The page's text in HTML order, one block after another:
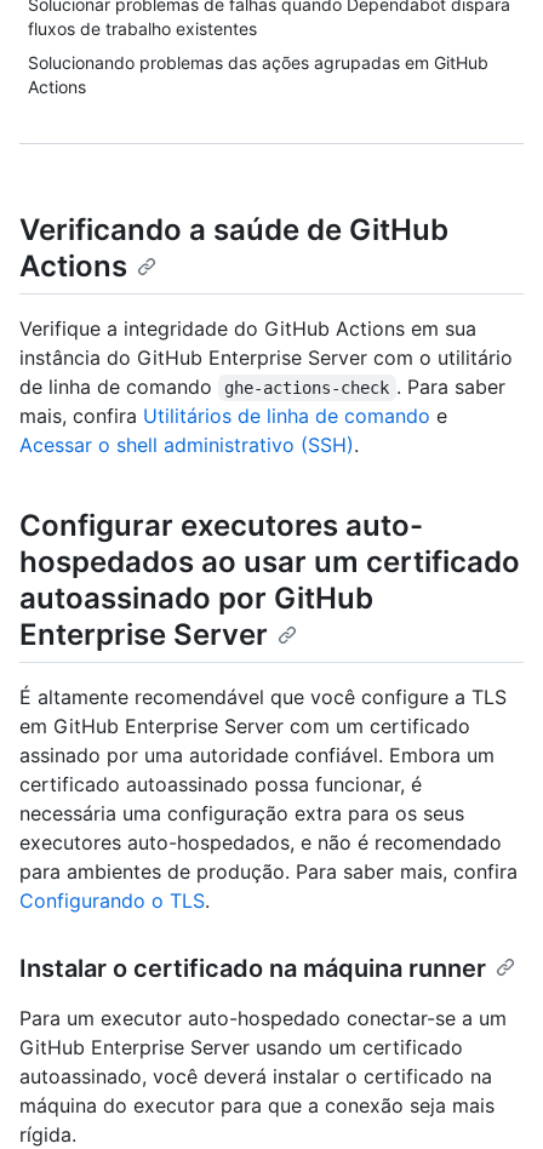
Solucionar problemas de falhas quando Dependabot dispara
fluxos de trabalho existentes
Solucionando problemas das ações agrupadas em GitHub
Actions
Verificando a saúde de GitHub
Actions
Verifique a integridade do GitHub Actions em sua
instância do GitHub Enterprise Server com o utilitário
de linha de comando
ghe-actions-check . Para saber
mais, confira Utilitários de linha de comando e
Acessar o shell administrativo (SSH).
Configurar executores auto-
hospedados ao usar um certificado
autoassinado por GitHub
Enterprise Server
É altamente recomendável que você configure a TLS
em GitHub Enterprise Server com um certificado
assinado por uma autoridade confiável. Embora um
certificado autoassinado possa funcionar, é
necessária uma configuração extra para os seus
executores auto-hospedados, e não é recomendado
para ambientes de produção. Para saber mais, confira
Configurando o TLS.
Instalar o certificado na máquina runner
Para um executor auto-hospedado conectar-se a um
GitHub Enterprise Server usando um certificado
autoassinado, você deverá instalar o certificado na
máquina do executor para que a conexão seja mais
rígida.